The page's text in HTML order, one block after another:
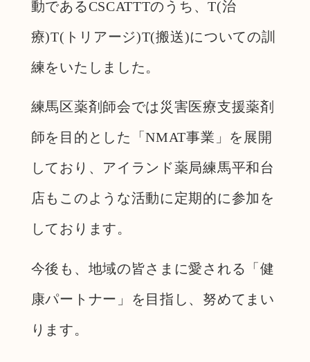
動であるCSCATTTのうち、T(治
療)T(トリアージ)T(搬送)についての訓
練をいたしました。
練馬区薬剤師会では災害医療支援薬剤
師を目的とした「NMAT事業」を展開
しており、アイランド薬局練馬平和台
店もこのような活動に定期的に参加を
しております。
今後も、地域の皆さまに愛される「健
康パートナー」を目指し、努めてまい
ります。